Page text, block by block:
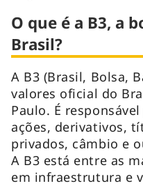
O que é a B3, a
Brasil?
A B3 (Brasil, Bolsa,
valores oficial do
Paulo. É
ações, derivativos,
privados, câmbio e
A B3 está entre as
em infraestrutura e